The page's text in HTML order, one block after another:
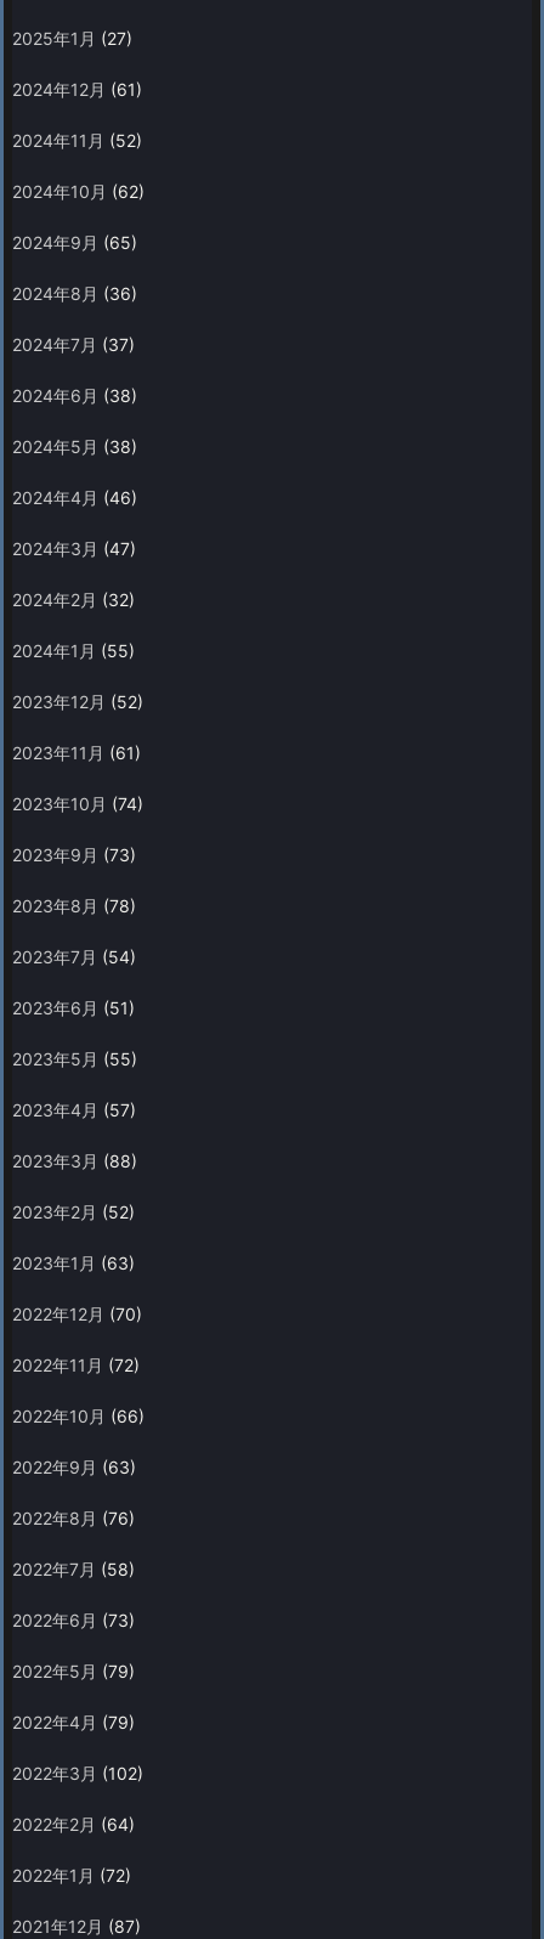
2025年1月 (27)
2024年12月 (61)
2024年11月 (52)
2024年10月 (62)
2024年9月 (65)
2024年8月 (36)
2024年7月 (37)
2024年6月 (38)
2024年5月 (38)
2024年4月 (46)
2024年3月 (47)
2024年2月 (32)
2024年1月 (55)
2023年12月 (52)
2023年11月 (61)
2023年10月 (74)
2023年9月 (73)
2023年8月 (78)
2023年7月 (54)
2023年6月 (51)
2023年5月 (55)
2023年4月 (57)
2023年3月 (88)
2023年2月 (52)
2023年1月 (63)
2022年12月 (70)
2022年11月 (72)
2022年10月 (66)
2022年9月 (63)
2022年8月 (76)
2022年7月 (58)
2022年6月 (73)
2022年5月 (79)
2022年4月 (79)
2022年3月 (102)
2022年2月 (64)
2022年1月 (72)
2021年12月 (87)